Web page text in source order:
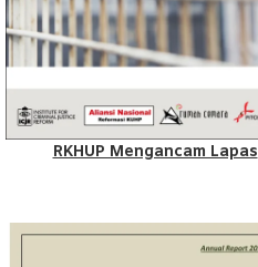
RKHUP Mengancam Lapas